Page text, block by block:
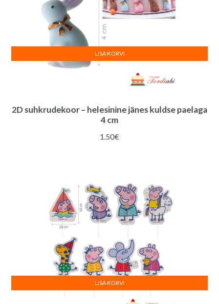
2D suhkrudekoor – helesinine jänes kuldse paelaga
4 cm
1.50€
LISA KORVI
LISA KORVI